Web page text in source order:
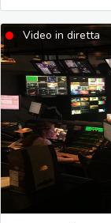
Video in diretta